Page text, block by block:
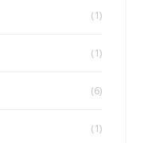
(1)
(1)
(6)
(1)